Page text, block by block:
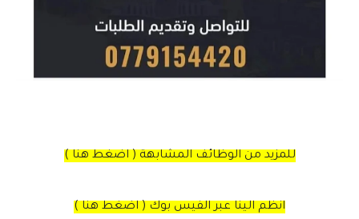
للمزيد من الوظائف المشابهة ( اضغط هنا )
انظم الينا عبر الفيس بوك ( اضغط هنا )